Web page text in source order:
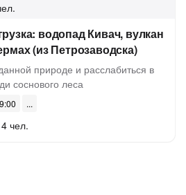
водопад Кивач, вулкан
(из Петрозаводска)
природе и расслабиться в
соснового леса
чел.